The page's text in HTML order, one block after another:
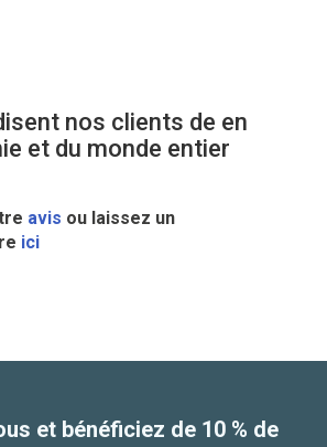
nos clients de en
et du monde entier
avis ou laissez un
ici
et bénéficiez de 10 % de